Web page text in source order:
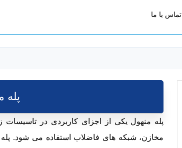
تماس با ما
پله
پله منهول یکی از اجزای کاربردی در
مخازن، شبکه های فاضلاب استفاده می شود.